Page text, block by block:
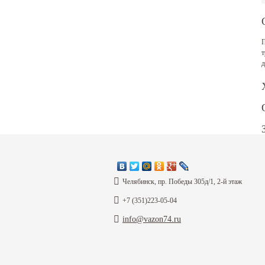
Челябинск, пр. Победы 305д/1, 2-й этаж
+7 (351)223-05-04
info@vazon74.ru